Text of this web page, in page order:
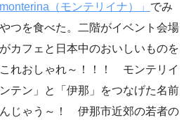
monterina（モンテリイナ）」 でみ
つを食べた。二階がイベント会場
カフェと日本中のおいしいものを
れおしゃれ～！！！ モンテリイ
テン」と「伊那」をつなげた名前
じゃう～！ 伊那市近郊の若者の